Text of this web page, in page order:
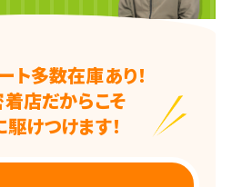
ト多数在庫あり！
店だからこそ
けつけます！